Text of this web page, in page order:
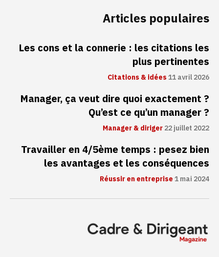
Articles populaires
Les cons et la connerie : les citations les
plus pertinentes
Citations & idées11 avril 2026
Manager, ça veut dire quoi exactement ?
Qu’est ce qu’un manager ?
Manager & diriger22 juillet 2022
Travailler en 4/5ème temps : pesez bien
les avantages et les conséquences
Réussir en entreprise1 mai 2024